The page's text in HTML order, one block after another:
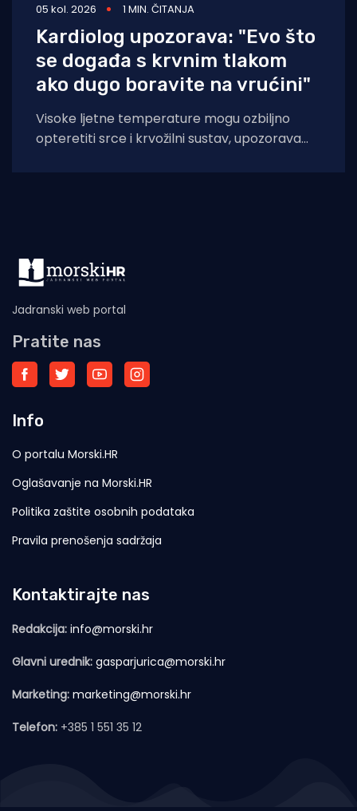
05 kol. 2026 1 MIN. ČITANJA
Kardiolog upozorava: "Evo što
se događa s krvnim tlakom
ako dugo boravite na vrućini"
Visoke ljetne temperature mogu ozbiljno
opteretiti srce i krvožilni sustav, upozorava
Jadranski web portal
Pratite nas
Info
O portalu Morski.HR
Oglašavanje na Morski.HR
Politika zaštite osobnih podataka
Pravila prenošenja sadržaja
Kontaktirajte nas
Redakcija: info@morski.hr
Glavni urednik: gasparjurica@morski.hr
Marketing: marketing@morski.hr
Telefon: +385 1 551 35 12